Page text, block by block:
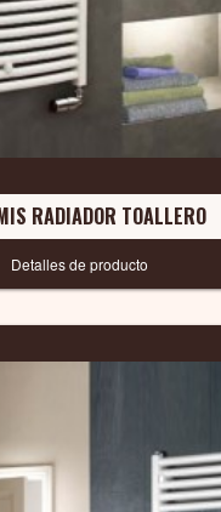
RADIADOR TOALLERO
Detalles de producto